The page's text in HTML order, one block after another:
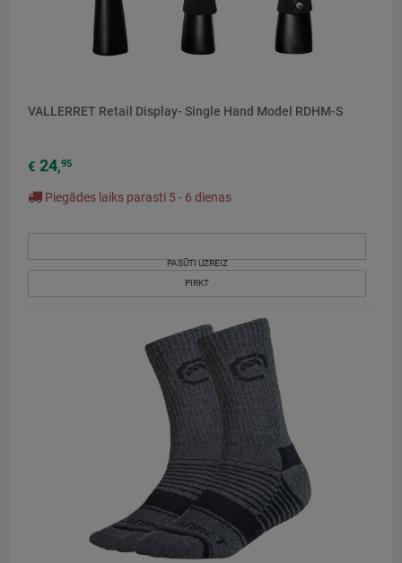
VALLERRET Retail Display- Single Hand Model RDHM-S
€ 24,95
Piegādes laiks parasti 5 - 6 dienas
PASŪTI UZREIZ
PIRKT